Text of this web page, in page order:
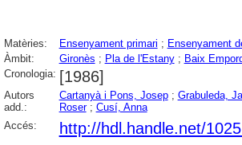
Matèries: Ensenyament primari ; Ensenyament
Àmbit:
Gironès ; Pla de l'Estany; Baix
Cronologia: [1986]
Autors
add.:
Cartanyà i Pons, Josep; Grabuleda,
Roser; Cusí, Anna
Accés:
http://hdl.handle.net/